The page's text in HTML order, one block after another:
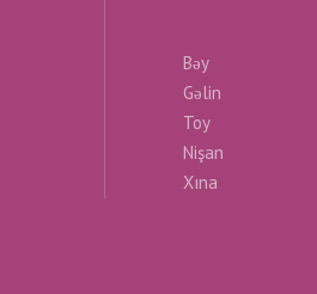
Bəy
Gəlin
Toy
Nişan
Xına